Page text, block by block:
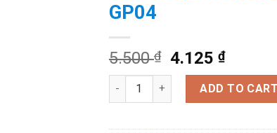
GP04
5.500₫ 4.125₫
Bút chì gỗ HB có tẩy TL-GP04
ADD TO CART